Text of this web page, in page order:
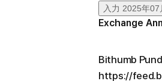
入力 2025年07
Exchange
Bithumb
https://